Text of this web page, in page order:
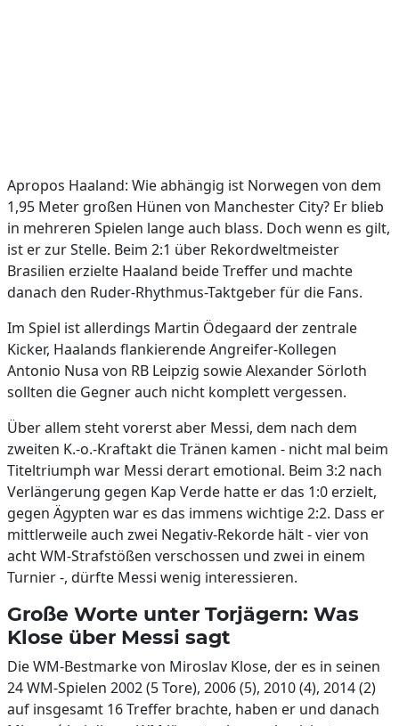
Apropos Haaland: Wie abhängig ist Norwegen von dem
1,95 Meter großen Hünen von Manchester City? Er blieb
in mehreren Spielen lange auch blass. Doch wenn es gilt,
ist er zur Stelle. Beim 2:1 über Rekordweltmeister
Brasilien erzielte Haaland beide Treffer und machte
danach den Ruder-Rhythmus-Taktgeber für die Fans.
Im Spiel ist allerdings Martin Ödegaard der zentrale
Kicker, Haalands flankierende Angreifer-Kollegen
Antonio Nusa von RB Leipzig sowie Alexander Sörloth
sollten die Gegner auch nicht komplett vergessen.
Über allem steht vorerst aber Messi, dem nach dem
zweiten K.-o.-Kraftakt die Tränen kamen - nicht mal beim
Titeltriumph war Messi derart emotional. Beim 3:2 nach
Verlängerung gegen Kap Verde hatte er das 1:0 erzielt,
gegen Ägypten war es das immens wichtige 2:2. Dass er
mittlerweile auch zwei Negativ-Rekorde hält - vier von
acht WM-Strafstößen verschossen und zwei in einem
Turnier -, dürfte Messi wenig interessieren.
Große Worte unter Torjägern: Was
Klose über Messi sagt
Die WM-Bestmarke von Miroslav Klose, der es in seinen
24 WM-Spielen 2002 (5 Tore), 2006 (5), 2010 (4), 2014 (2)
auf insgesamt 16 Treffer brachte, haben er und danach